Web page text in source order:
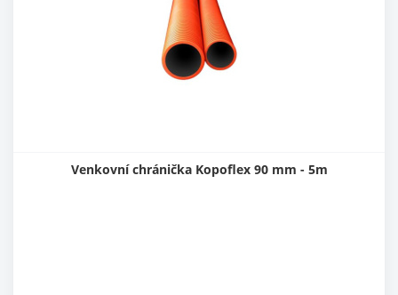
Venkovní chránička Kopoflex 90 mm - 5m